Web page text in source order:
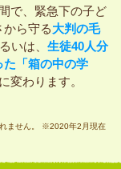
で、緊急下の子ど
から守る大判の毛
るいは、生徒40人分
た「箱の中の学
に変わります。
ません。 ※2020年2月現在